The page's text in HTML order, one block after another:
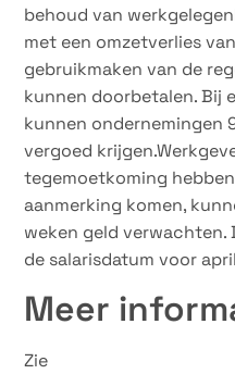
behoud van
met een omzetverlies
gebruikmaken van de
kunnen doorbetalen. Bij
kunnen ondernemingen
vergoed
tegemoetkoming
aanmerking komen,
weken geld verwachten.
de salarisdatum voor
Meer
Zie